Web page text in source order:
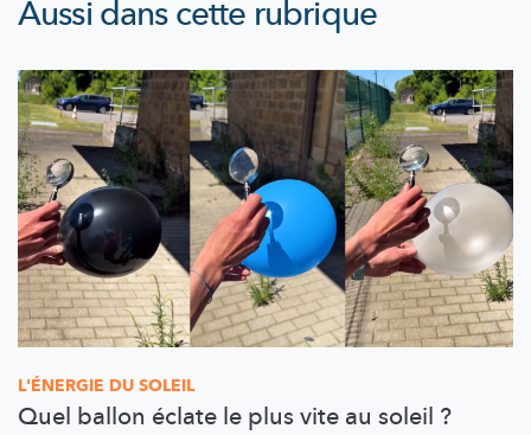
Aussi dans cette rubrique
L'ÉNERGIE DU SOLEIL
Quel ballon éclate le plus vite au soleil ?